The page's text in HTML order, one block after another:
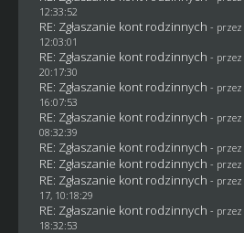
12:33:52
RE: Zgłaszanie kont rodzinnych - przez
12:03:01
RE: Zgłaszanie kont rodzinnych - przez
20:17:30
RE: Zgłaszanie kont rodzinnych - przez
16:07:53
RE: Zgłaszanie kont rodzinnych - przez
08:32:39
RE: Zgłaszanie kont rodzinnych - przez
RE: Zgłaszanie kont rodzinnych - przez
RE: Zgłaszanie kont rodzinnych - przez
17, 10:18:29
RE: Zgłaszanie kont rodzinnych - przez
18:32:53